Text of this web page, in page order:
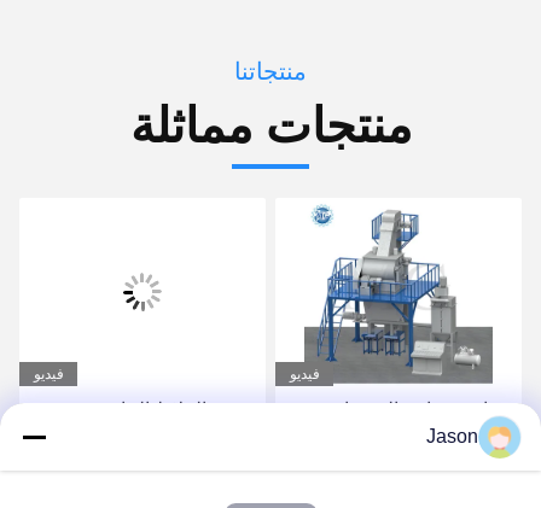
منتجاتنا
منتجات مماثلة
فيديو
صناعة صناعة الصمغات
احصل على أفضل سعر
فيديو
مصنع الملاط الجاف
لاصق البلاط والجص
احصل على أفضل سعر
Jason